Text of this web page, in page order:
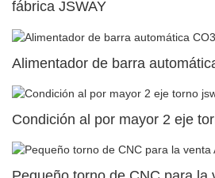
fábrica JSWAY
Alimentador de barra
Condición al por mayor 2 eje